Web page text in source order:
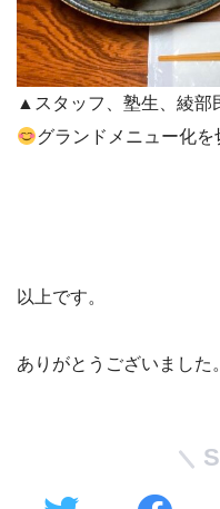
▲スタッフ、塾生、綾部
グランドメニュー化
以上です。
ありがとうございました。